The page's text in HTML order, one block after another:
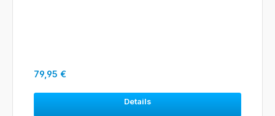
Regulärer Preis:
79,95 €
Details